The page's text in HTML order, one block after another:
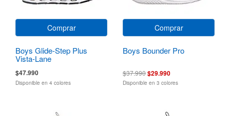
Comprar
Boys Glide-Step Plus
Vista-Lane
$47.990
Disponible en 4 colores
Comprar
Boys Bounder Pro
$37.990$29.990
Disponible en 3 colores